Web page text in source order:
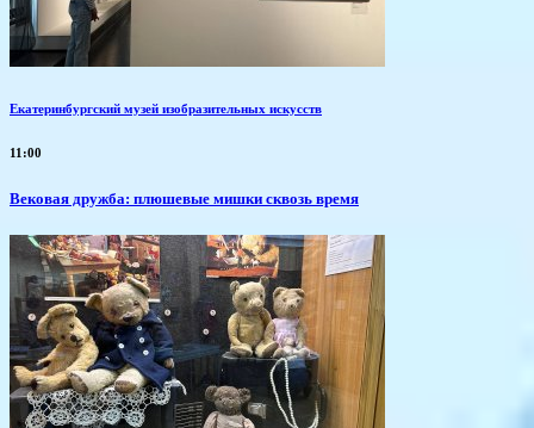
Екатеринбургский музей изобразительных искусств
11:00
Вековая дружба: плюшевые мишки сквозь время